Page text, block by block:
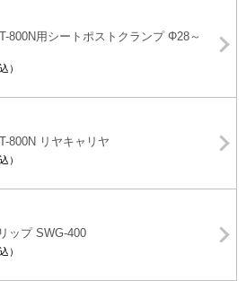
800N用シートポストクランプ Φ28～
）
800N リヤキャリヤ
）
ップ SWG-400
）